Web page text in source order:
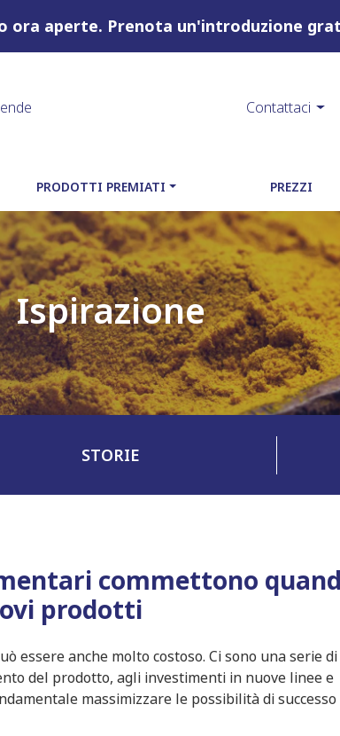
ora aperte. Prenota un'introduzione
Contattaci
PRODOTTI PREMIATI PREZZI
Ispirazione
STORIE
commettono
prodotti
essere anche molto costoso. Ci sono una serie di
del prodotto, agli investimenti in nuove linee e
massimizzare le possibilità di successo